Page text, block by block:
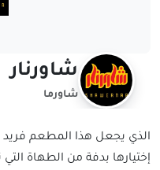
شاورنار
شاورما
الذي يجعل هذا المطعم فريد
إختيارها بدفة من الطهاة